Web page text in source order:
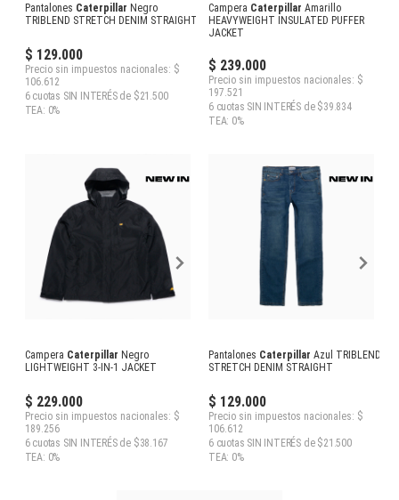
Pantalones Caterpillar Negro
TRIBLEND STRETCH DENIM STRAIGHT
$ 129.000
Precio sin impuestos nacionales: $
106.612
6 cuotas SIN INTERÉS de $21.500
TEA: 0%
Campera Caterpillar Amarillo
HEAVYWEIGHT INSULATED PUFFER
JACKET
$ 239.000
Precio sin impuestos nacionales: $
197.521
6 cuotas SIN INTERÉS de $39.834
TEA: 0%
Campera Caterpillar Negro
LIGHTWEIGHT 3-IN-1 JACKET
$ 229.000
Precio sin impuestos nacionales: $
189.256
6 cuotas SIN INTERÉS de $38.167
TEA: 0%
Pantalones Caterpillar Azul TRIBLEND
STRETCH DENIM STRAIGHT
$ 129.000
Precio sin impuestos nacionales: $
106.612
6 cuotas SIN INTERÉS de $21.500
TEA: 0%